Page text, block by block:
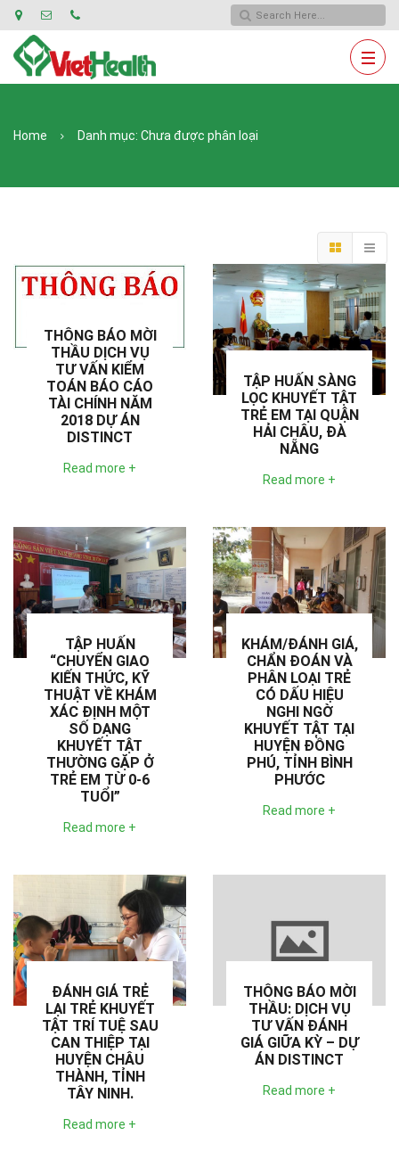
Home Danh mục: Chưa được phân loại
THÔNG BÁO MỜI
THẦU DỊCH VỤ
TƯ VẤN KIỂM
TOÁN BÁO CÁO
TÀI CHÍNH NĂM
2018 DỰ ÁN
DISTINCT
Read more +
TẬP HUẤN SÀNG
LỌC KHUYẾT TẬT
TRẺ EM TẠI QUẬN
HẢI CHÂU, ĐÀ
NẴNG
Read more +
TẬP HUẤN
“CHUYỂN GIAO
KIẾN THỨC, KỸ
THUẬT VỀ KHÁM
XÁC ĐỊNH MỘT
SỐ DẠNG
KHUYẾT TẬT
THƯỜNG GẶP Ở
TRẺ EM TỪ 0-6
TUỔI”
Read more +
KHÁM/ĐÁNH GIÁ,
CHẨN ĐOÁN VÀ
PHÂN LOẠI TRẺ
CÓ DẤU HIỆU
NGHI NGỜ
KHUYẾT TẬT TẠI
HUYỆN ĐỒNG
PHÚ, TỈNH BÌNH
PHƯỚC
Read more +
ĐÁNH GIÁ TRẺ
LẠI TRẺ KHUYẾT
TẬT TRÍ TUỆ SAU
CAN THIỆP TẠI
HUYỆN CHÂU
THÀNH, TỈNH
TÂY NINH.
Read more +
THÔNG BÁO MỜI
THẦU: DỊCH VỤ
TƯ VẤN ĐÁNH
GIÁ GIỮA KỲ – DỰ
ÁN DISTINCT
Read more +